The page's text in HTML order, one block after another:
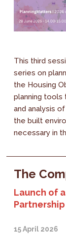
This third
series on
the Housing
planning tools
and analysis
the built
necessary in
The
Launch of
Partnership
15 April 2026